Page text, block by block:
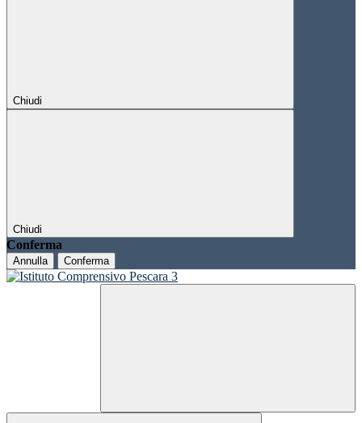
Chiudi
Chiudi
Conferma
Annulla Conferma